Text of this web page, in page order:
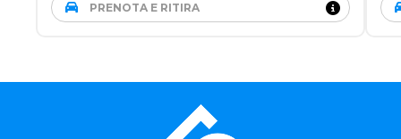
PRENOTA E RITIRA